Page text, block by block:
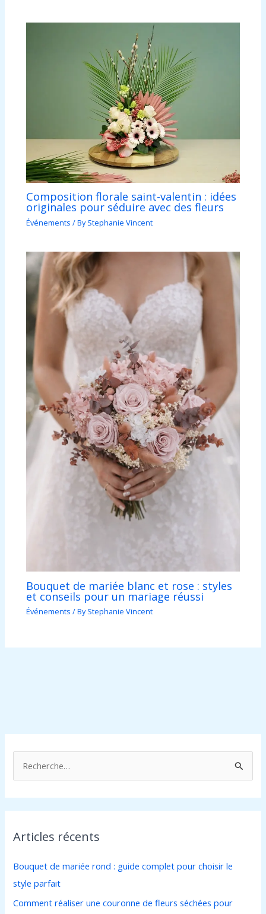
Composition florale saint-valentin : idées
originales pour séduire avec des fleurs
Événements / ByStephanie Vincent
Bouquet de mariée blanc et rose : styles
et conseils pour un mariage réussi
Événements / ByStephanie Vincent
e
c
h
e
Articles récents
Bouquet de mariée rond : guide complet pour choisir le
style parfait
Comment réaliser une couronne de fleurs séchées pour